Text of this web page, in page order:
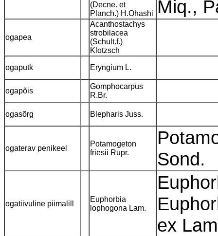
(Decne. et
Planch.) H.Ohashi
Miq.,
ogapea
Acanthostachys
strobilacea
(Schult.f.)
Klotzsch
ogaputk Eryngium L.
ogapõis
Gomphocarpus
R.Br.
ogasõrg Blepharis Juss.
ogaterav penikeel
Potamogeton
friesii Rupr.
Sond.
ogatiivuline piimalill
Euphorbia
lophogona Lam.
ex